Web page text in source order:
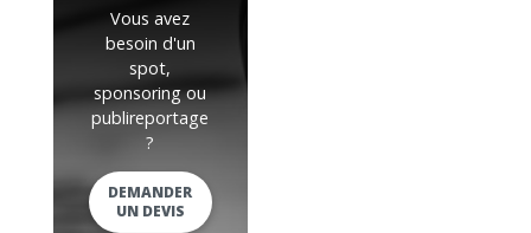
Vous avez
besoin d'un
spot,
sponsoring ou
publireportage
?
DEMANDER
UN DEVIS